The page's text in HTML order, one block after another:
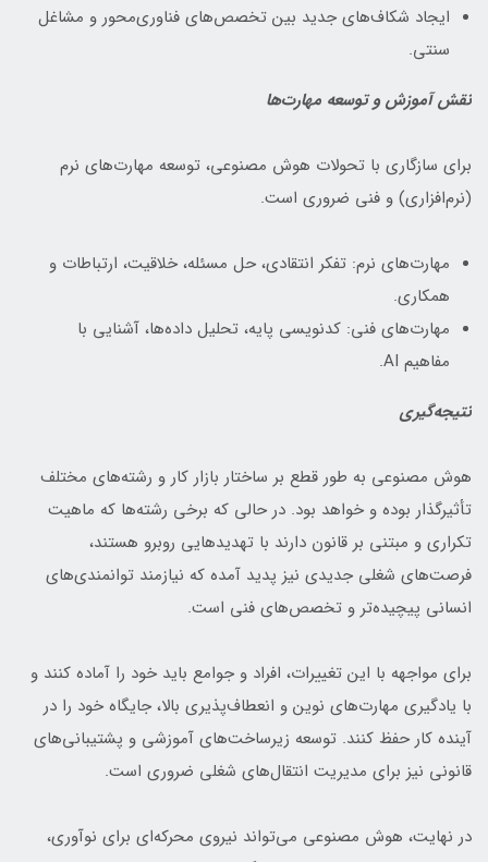
ایجاد شکاف‌های جدید بین تخصص‌های فناوری‌محور و مشاغل
سنتی.
نقش آموزش و توسعه مهارت‌ها
برای سازگاری با تحولات هوش مصنوعی، توسعه مهارت‌های نرم
(نرم‌افزاری) و فنی ضروری است.
مهارت‌های نرم: تفکر انتقادی، حل مسئله، خلاقیت، ارتباطات و
همکاری.
مهارت‌های فنی: کدنویسی پایه، تحلیل داده‌ها، آشنایی با
مفاهیم AI.
نتیجه‌گیری
هوش مصنوعی به طور قطع بر ساختار بازار کار و رشته‌های مختلف
تأثیرگذار بوده و خواهد بود. در حالی که برخی رشته‌ها که ماهیت
تکراری و مبتنی بر قانون دارند با تهدیدهایی روبرو هستند،
فرصت‌های شغلی جدیدی نیز پدید آمده که نیازمند توانمندی‌های
انسانی پیچیده‌تر و تخصص‌های فنی است.
برای مواجهه با این تغییرات، افراد و جوامع باید خود را آماده کنند و
با یادگیری مهارت‌های نوین و انعطاف‌پذیری بالا، جایگاه خود را در
آینده کار حفظ کنند. توسعه زیرساخت‌های آموزشی و پشتیبانی‌های
قانونی نیز برای مدیریت انتقال‌های شغلی ضروری است.
در نهایت، هوش مصنوعی می‌تواند نیروی محرکه‌ای برای نوآوری،